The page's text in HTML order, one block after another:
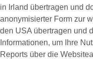
in Irland übertragen und
anonymisierter Form zur
den USA übertragen und
Informationen, um Ihre
Reports über die